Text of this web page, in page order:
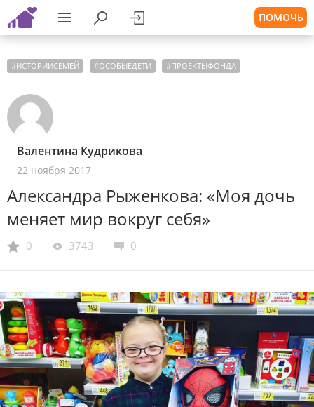
ПОМОЧЬ
#ИСТОРИИСЕМЕЙ #ОСОБЫЕДЕТИ #ПРОЕКТЫФОНДА
Валентина Кудрикова
22 ноября 2017
Александра Рыженкова: «Моя дочь
меняет мир вокруг себя»
0 3743 0